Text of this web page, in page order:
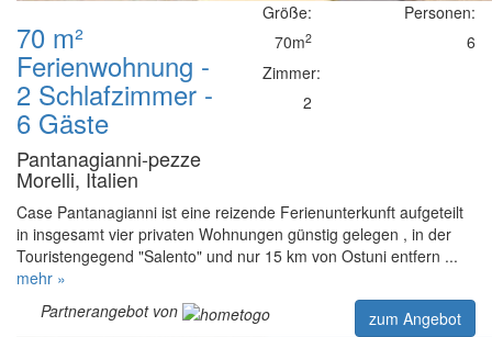
70 m²
Ferienwohnung -
2 Schlafzimmer -
6 Gäste
Pantanagianni-pezze
Morelli, Italien
Größe:
70m2
Zimmer:
2
Personen:
6
Case Pantanagianni ist eine reizende Ferienunterkunft aufgeteilt
in insgesamt vier privaten Wohnungen günstig gelegen , in der
Touristengegend "Salento" und nur 15 km von Ostuni entfern ...
mehr »
Partnerangebot von
zum Angebot